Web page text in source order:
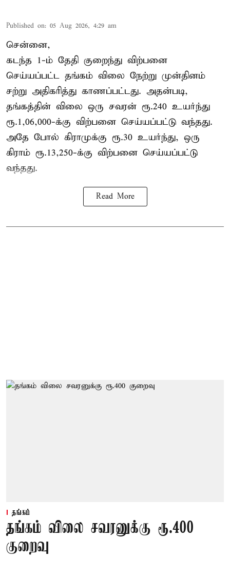
Published on: 05 Aug 2026, 4:29 am
சென்னை,
கடந்த 1-ம் தேதி குறைந்து விற்பனை
செய்யப்பட்ட தங்கம் விலை நேற்று முன்தினம்
சற்று அதிகரித்து காணப்பட்டது. அதன்படி,
தங்கத்தின் விலை ஒரு சவரன் ரூ.240 உயர்ந்து
ரூ.1,06,000-க்கு விற்பனை செய்யப்பட்டு வந்தது.
அதே போல் கிராமுக்கு ரூ.30 உயர்ந்து, ஒரு
கிராம் ரூ.13,250-க்கு விற்பனை செய்யப்பட்டு
வந்தது.
Read More
தங்கம்
தங்கம் விலை சவரனுக்கு ரூ.400
குறைவு